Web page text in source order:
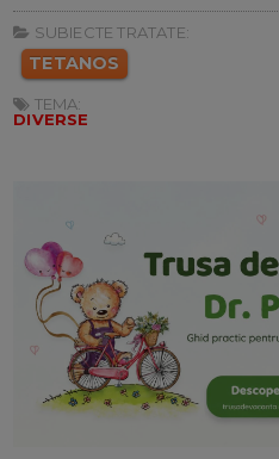
SUBIECTE TRATATE:
TETANOS
TEMA:
DIVERSE